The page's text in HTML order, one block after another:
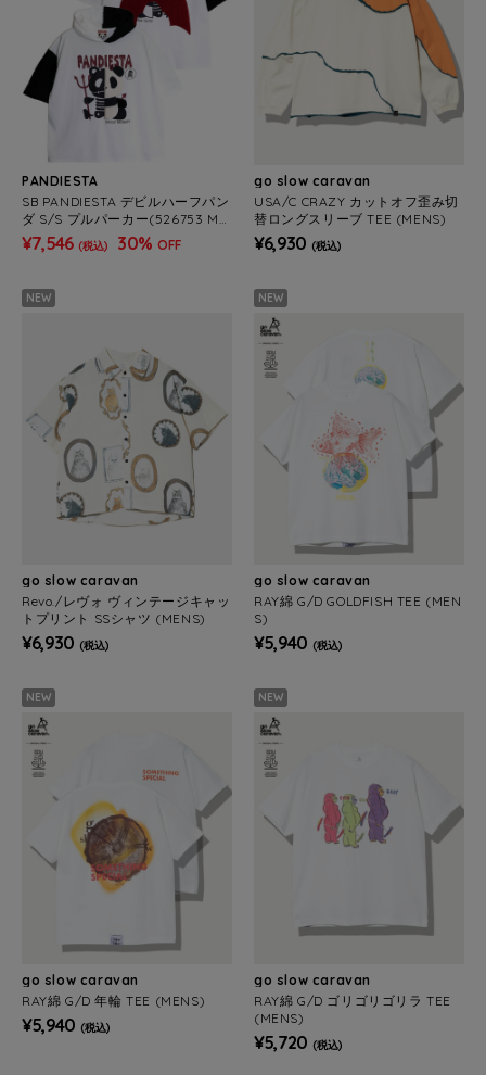
PANDIESTA
SB PANDIESTA デビルハーフパン
ダ S/S プルパーカー(526753 ME
NS/WOMENS）
¥7,546 (税込) 30% OFF
go slow caravan
USA/C CRAZY カットオフ歪み切
替ロングスリーブ TEE (MENS)
¥6,930 (税込)
NEW
go slow caravan
Revo./レヴォ ヴィンテージキャッ
トプリント SSシャツ (MENS)
¥6,930 (税込)
NEW
go slow caravan
RAY綿 G/D GOLDFISH TEE (MEN
S)
¥5,940 (税込)
NEW
go slow caravan
RAY綿 G/D 年輪 TEE (MENS)
¥5,940 (税込)
NEW
go slow caravan
RAY綿 G/D ゴリゴリゴリラ TEE
(MENS)
¥5,720 (税込)